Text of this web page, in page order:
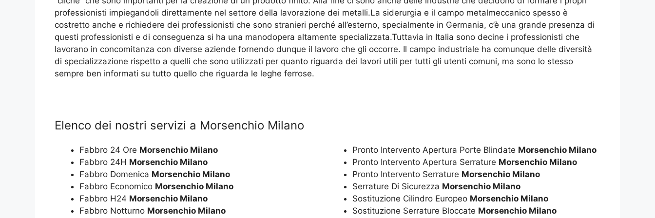
professionisti impiegandoli direttamente nel settore della lavorazione dei metalli.La siderurgia e il campo metalmeccanico spesso è
costretto anche e richiedere dei professionisti che sono stranieri perché all’esterno, specialmente in Germania, c’è una grande presenza di
questi professionisti e di conseguenza si ha una manodopera altamente specializzata.Tuttavia in Italia sono decine i professionisti che
lavorano in concomitanza con diverse aziende fornendo dunque il lavoro che gli occorre. Il campo industriale ha comunque delle diversità
di specializzazione rispetto a quelli che sono utilizzati per quanto riguarda dei lavori utili per tutti gli utenti comuni, ma sono lo stesso
sempre ben informati su tutto quello che riguarda le leghe ferrose.
Elenco dei nostri servizi a Morsenchio Milano
Fabbro 24 Ore Morsenchio Milano
Fabbro 24H Morsenchio Milano
Fabbro Domenica Morsenchio Milano
Fabbro Economico Morsenchio Milano
Fabbro H24 Morsenchio Milano
Fabbro Notturno Morsenchio Milano
Pronto Intervento Apertura Porte Blindate Morsenchio Milano
Pronto Intervento Apertura Serrature Morsenchio Milano
Pronto Intervento Serrature Morsenchio Milano
Serrature Di Sicurezza Morsenchio Milano
Sostituzione Cilindro Europeo Morsenchio Milano
Sostituzione Serrature Bloccate Morsenchio Milano